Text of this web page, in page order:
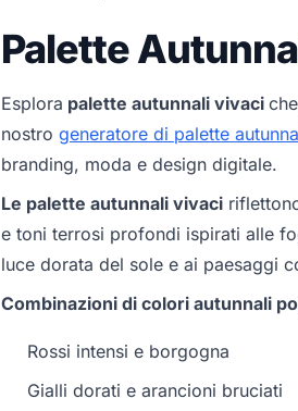
Palette
Esplora palette autunnali vivaci
nostro generatore di palette
branding, moda e design digitale.
Le palette autunnali vivaci
e toni terrosi profondi ispirati alle
luce dorata del sole e ai paesaggi
Combinazioni di colori autunnali
Rossi intensi e borgogna
Gialli dorati e arancioni bruciati